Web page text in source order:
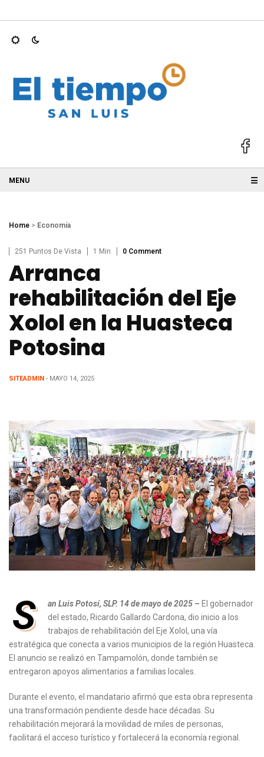
☰
Home > Economía
251 Puntos De Vista 1 Min 0 Comment
Arranca
rehabilitación del Eje
Xolol en la Huasteca
Potosina
SITEADMIN - MAYO 14, 2025
S an Luis Potosí, SLP. 14 de mayo de 2025 – El gobernador
del estado, Ricardo Gallardo Cardona, dio inicio a los
trabajos de rehabilitación del Eje Xolol, una vía
estratégica que conecta a varios municipios de la región Huasteca.
El anuncio se realizó en Tampamolón, donde también se
entregaron apoyos alimentarios a familias locales.
Durante el evento, el mandatario afirmó que esta obra representa
una transformación pendiente desde hace décadas. Su
rehabilitación mejorará la movilidad de miles de personas,
facilitará el acceso turístico y fortalecerá la economía regional.